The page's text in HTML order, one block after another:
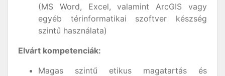
(MS Word, Excel, valamint ArcGIS vagy
egyéb térinformatikai szoftver készség
szintű használata)
Elvárt kompetenciák:
Magas szintű etikus magatartás és